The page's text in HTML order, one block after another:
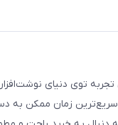
توی دنیای
زمان ممکن به